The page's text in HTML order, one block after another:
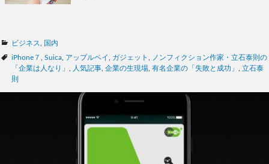
カ
テ
ゴ
リ
ビジネス
国内
タ
グ
iPhone７ Suica アップルペイ ガジェット
ノンフィクション作家・立石泰則の
「企業は人なり」
人気記事 企業の生現場 有名企業の「失敗と成功」
立石泰
則